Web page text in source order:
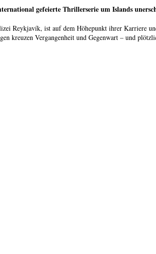
gefeierte Thrillerserie um Islands
Reykjavík, ist auf dem Höhepunkt ihrer Karriere
kreuzen Vergangenheit und Gegenwart – und